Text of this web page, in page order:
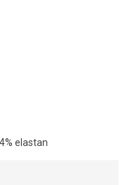
elastan